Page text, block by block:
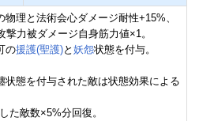
物理と法術会心ダメージ耐性+15%、
力被ダメージ自身筋力値×1。
の援護(聖護)と 妖怨状態を付与。
状態を付与された敵は状態効果による
た敵数×5%分回復。